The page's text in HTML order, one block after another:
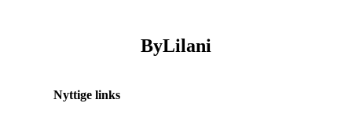
ByLilani
Nyttige links